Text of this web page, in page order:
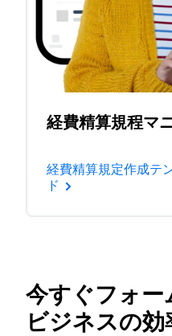
経費精算規程マ
経費精算規定作成テ
ド
今すぐフォー
ビジネスの効